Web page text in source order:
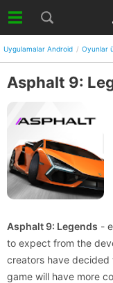
Uygulamalar Android Oyunlar
Asphalt 9:
Asphalt 9: Legends -
to expect from the
creators have decided
game will have more